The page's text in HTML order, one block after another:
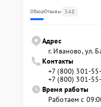
ОбзорОтзывы 348
Адрес
г. Иваново, ул.
Контакты
+7 (800) 301-
+7 (800) 301-
Время работы
Работаем с